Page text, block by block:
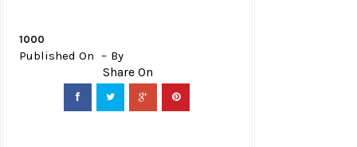
1000
Published On By